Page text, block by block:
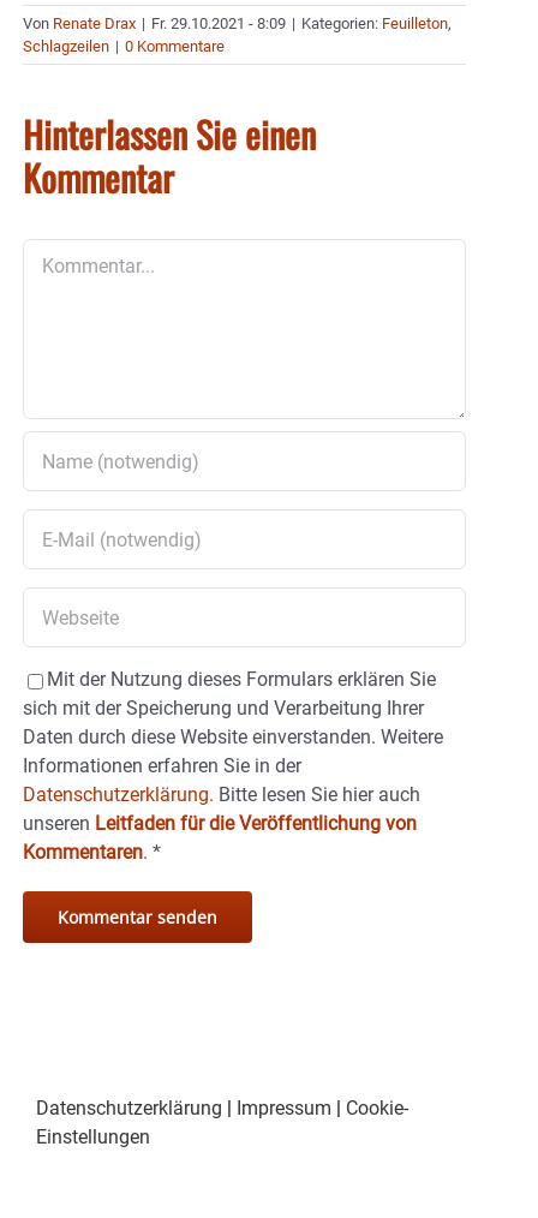
Von Renate Drax | Fr. 29.10.2021 - 8:09 | Kategorien: Feuilleton,
Schlagzeilen | 0 Kommentare
Hinterlassen Sie einen
Kommentar
Mit der Nutzung dieses Formulars erklären Sie
sich mit der Speicherung und Verarbeitung Ihrer
Daten durch diese Website einverstanden. Weitere
Informationen erfahren Sie in der
Datenschutzerklärung. Bitte lesen Sie hier auch
unseren Leitfaden für die Veröffentlichung von
Kommentaren. *
Datenschutzerklärung Impressum
Cookie-
Einstellungen